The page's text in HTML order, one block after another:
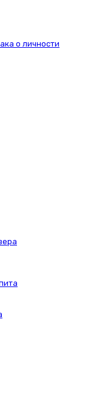
о личности